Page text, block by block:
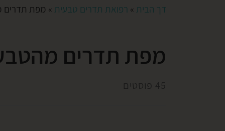
דך הבית » רפואת תדרים טבעית » מפת תדרים
מפת תדרים
45 פוסטים